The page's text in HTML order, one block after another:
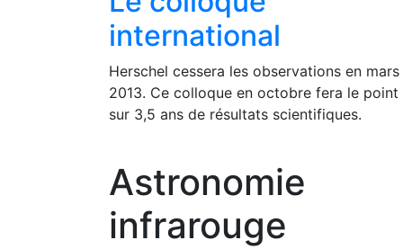
international
Herschel cessera les observations en mars
2013. Ce colloque en octobre fera le point
sur 3,5 ans de résultats scientifiques.
Astronomie
infrarouge